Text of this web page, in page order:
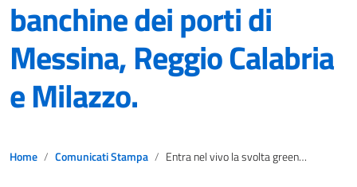
banchine dei porti di
Messina, Reggio Calabria
e Milazzo.
Home Comunicati Stampa Entra nel vivo la svolta green dei Porti dello Stretto. Pubblicato il bando per l’elettrificazione delle banchine dei porti di Messina, Reggio Calabria e Milazzo.